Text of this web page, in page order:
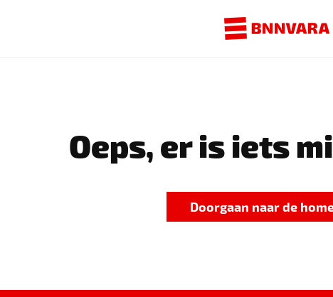
Oeps, er is iets
Doorgaan naar de